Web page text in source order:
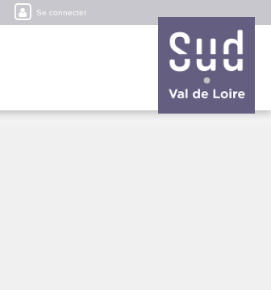
Se connecter